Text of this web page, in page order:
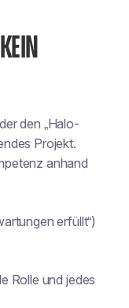
den „Halo-
Projekt.
anhand
erfüllt“)
Rolle und jedes